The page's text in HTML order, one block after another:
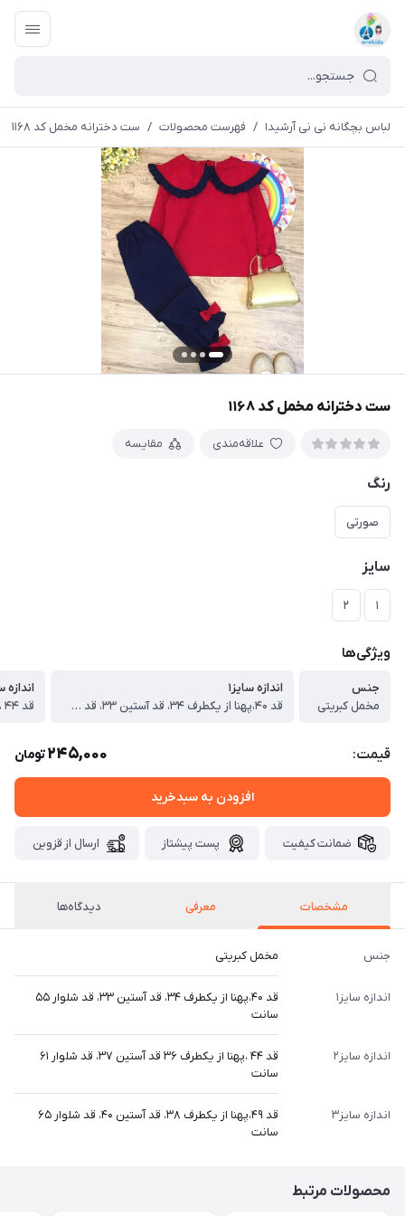
لباس بچگانه نی نی آرشیدا / فهرست محصولات / ست دخترانه مخمل کد ۱۱۶۸
ست دخترانه مخمل کد ۱۱۶۸
علاقه‌مندی مقایسه
رنگ
صورتی
سایز
۱ ۲
ویژگی‌ها
جنس
مخمل کبریتی
اندازه سایز۱
قد ۴۰،پهنا از یکطرف ۳۴، قد آستین ۳۳، قد شلوار ۵۵ سانت
اندازه
قیمت: 245,000تومان
افزودن به سبدخرید
ضمانت کیفیت پست پیشتاز ارسال از قزوین
مشخصات معرفی دیدگاه‌ها
جنس مخمل کبریتی
اندازه سایز۱
قد ۴۰،پهنا از یکطرف ۳۴، قد آستین ۳۳، قد شلوار ۵۵
سانت
اندازه سایز۲
قد ۴۴ ،پهنا از یکطرف ۳۶ قد آستین ۳۷، قد شلوار ۶۱
سانت
اندازه سایز۳
قد ۴۹،پهنا از یکطرف ۳۸، قد آستین ۴۰، قد شلوار ۶۵
سانت
محصولات مرتبط